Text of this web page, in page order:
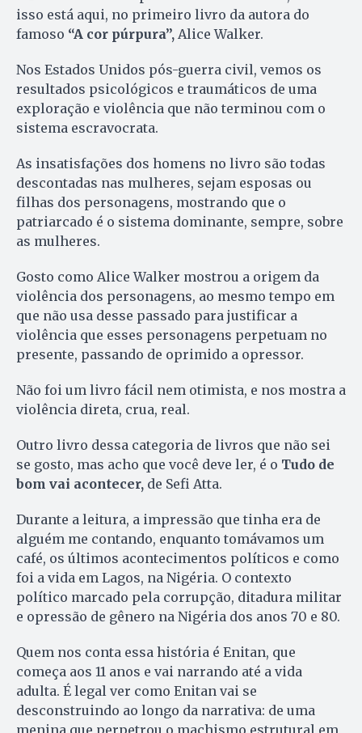
isso está aqui, no primeiro livro da autora do
famoso “A cor púrpura”, Alice Walker.
Nos Estados Unidos pós-guerra civil, vemos os
resultados psicológicos e traumáticos de uma
exploração e violência que não terminou com o
sistema escravocrata.
As insatisfações dos homens no livro são todas
descontadas nas mulheres, sejam esposas ou
filhas dos personagens, mostrando que o
patriarcado é o sistema dominante, sempre, sobre
as mulheres.
Gosto como Alice Walker mostrou a origem da
violência dos personagens, ao mesmo tempo em
que não usa desse passado para justificar a
violência que esses personagens perpetuam no
presente, passando de oprimido a opressor.
Não foi um livro fácil nem otimista, e nos mostra a
violência direta, crua, real.
Outro livro dessa categoria de livros que não sei
se gosto, mas acho que você deve ler, é o Tudo de
bom vai acontecer, de Sefi Atta.
Durante a leitura, a impressão que tinha era de
alguém me contando, enquanto tomávamos um
café, os últimos acontecimentos políticos e como
foi a vida em Lagos, na Nigéria. O contexto
político marcado pela corrupção, ditadura militar
e opressão de gênero na Nigéria dos anos 70 e 80.
Quem nos conta essa história é Enitan, que
começa aos 11 anos e vai narrando até a vida
adulta. É legal ver como Enitan vai se
desconstruindo ao longo da narrativa: de uma
menina que perpetrou o machismo estrutural em